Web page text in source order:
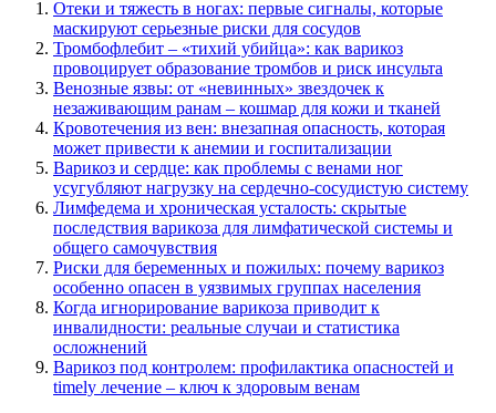
Отеки и тяжесть в ногах: первые сигналы, которые
маскируют серьезные риски для сосудов
Тромбофлебит – «тихий убийца»: как варикоз
провоцирует образование тромбов и риск инсульта
Венозные язвы: от «невинных» звездочек к
незаживающим ранам – кошмар для кожи и тканей
Кровотечения из вен: внезапная опасность, которая
может привести к анемии и госпитализации
Варикоз и сердце: как проблемы с венами ног
усугубляют нагрузку на сердечно-сосудистую систему
Лимфедема и хроническая усталость: скрытые
последствия варикоза для лимфатической системы и
общего самочувствия
Риски для беременных и пожилых: почему варикоз
особенно опасен в уязвимых группах населения
Когда игнорирование варикоза приводит к
инвалидности: реальные случаи и статистика
осложнений
Варикоз под контролем: профилактика опасностей и
timely лечение – ключ к здоровым венам